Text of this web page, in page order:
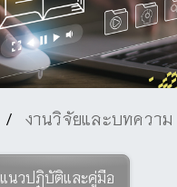
งานวิจัยและบทความ
แนวปฏิบัติและคู่มือ